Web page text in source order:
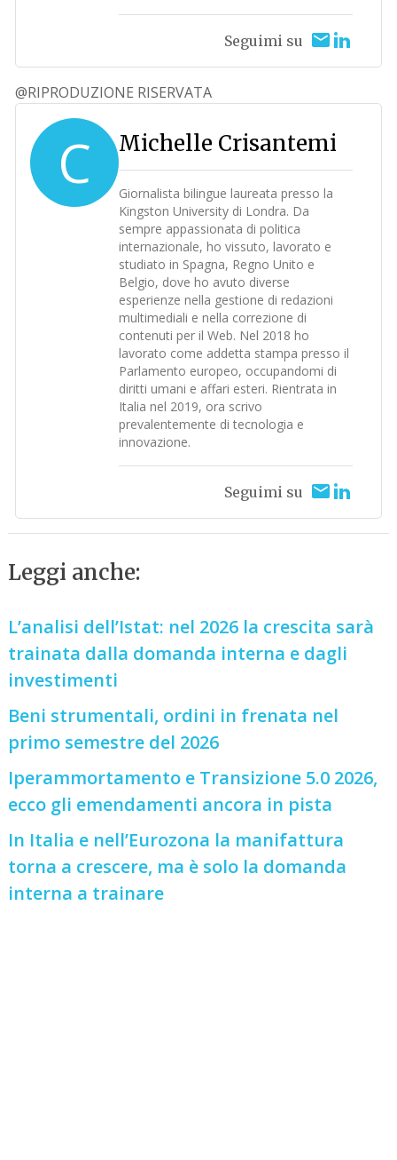
Seguimi su
@RIPRODUZIONE RISERVATA
C Michelle Crisantemi
Giornalista bilingue laureata presso la
Kingston University di Londra. Da
sempre appassionata di politica
internazionale, ho vissuto, lavorato e
studiato in Spagna, Regno Unito e
Belgio, dove ho avuto diverse
esperienze nella gestione di redazioni
multimediali e nella correzione di
contenuti per il Web. Nel 2018 ho
lavorato come addetta stampa presso il
Parlamento europeo, occupandomi di
diritti umani e affari esteri. Rientrata in
Italia nel 2019, ora scrivo
prevalentemente di tecnologia e
innovazione.
Seguimi su
Leggi anche:
L’analisi dell’Istat: nel 2026 la crescita sarà
trainata dalla domanda interna e dagli
investimenti
Beni strumentali, ordini in frenata nel
primo semestre del 2026
Iperammortamento e Transizione 5.0 2026,
ecco gli emendamenti ancora in pista
In Italia e nell’Eurozona la manifattura
torna a crescere, ma è solo la domanda
interna a trainare